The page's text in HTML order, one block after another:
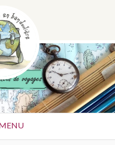
:TUTO MISE